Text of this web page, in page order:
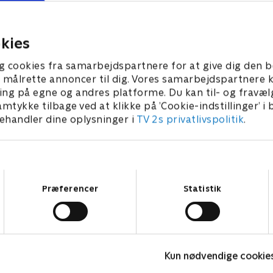
cookies fra samarbejdspartnere for at give dig den
annoncer til dig. Vores samarbejdspartnere
på egne og andres platforme. Du kan til- og
tilbage ved at klikke på ’Cookie-indstillinger’ i
dine oplysninger i TV 2s privatlivspolitik.
Præferencer Statistik
Kun nødvendige
mål. TV 2s direktør for
• 52 min